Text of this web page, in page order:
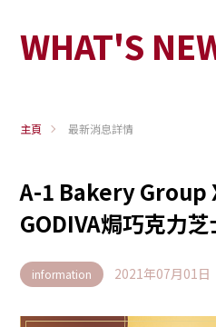
WHAT'S
主頁 最新消息詳情
A-1 Bakery Group
GODIVA焗巧克力
information 2021年07月01日